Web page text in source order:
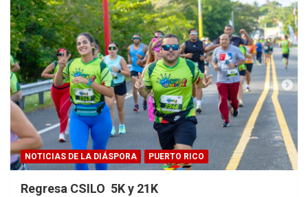
NOTICIAS DE LA DIÁSPORA PUERTO RICO
Regresa CSILO 5K y 21K